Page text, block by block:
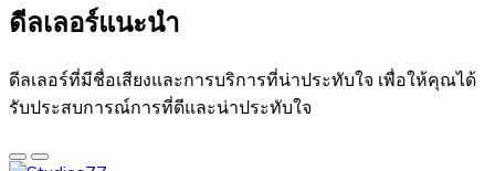
ดีลเลอร์แนะนำ​
ดีลเลอร์ที่มีชื่อเสียงและการบริการที่น่าประทับใจ เพื่อให้คุณได้
รับประสบการณ์การที่ดีและน่าประทับใจ